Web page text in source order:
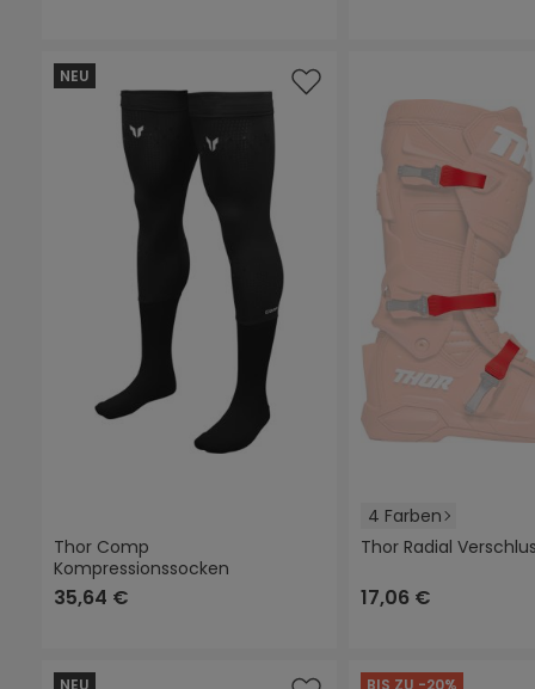
NEU
Thor Comp
Kompressionssocken
35,64 €
4 Farben
schwarz
Thor Radial
17,06 €
NEU BIS ZU -20%